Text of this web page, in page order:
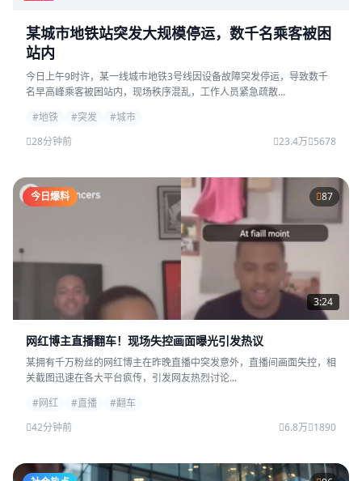
某城市地铁站突发大规模停运，数千名乘客被困
站内
今日上午9时许，某一线城市地铁3号线因设备故障突发停运，导致数千
名早高峰乘客被困站内，现场秩序混乱，工作人员紧急疏散...
#地铁
#突发
#城市
28分钟前
23.4万 5678
今日爆料 87
3:24
网红博主直播翻车！现场失控画面曝光引发热议
某拥有千万粉丝的网红博主在昨晚直播中突发意外，直播间画面失控，相
关截图迅速在各大平台疯传，引发网友热烈讨论...
#网红
#直播
#翻车
42分钟前
6.8万 1890